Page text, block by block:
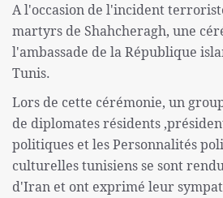
A l'occasion de l'incident
martyrs de Shahcheragh, une
l'ambassade de la République
Tunis.
Lors de cette cérémonie, un
de diplomates résidents
politiques et les Personnalités
culturelles tunisiens se sont
d'Iran et ont exprimé leur